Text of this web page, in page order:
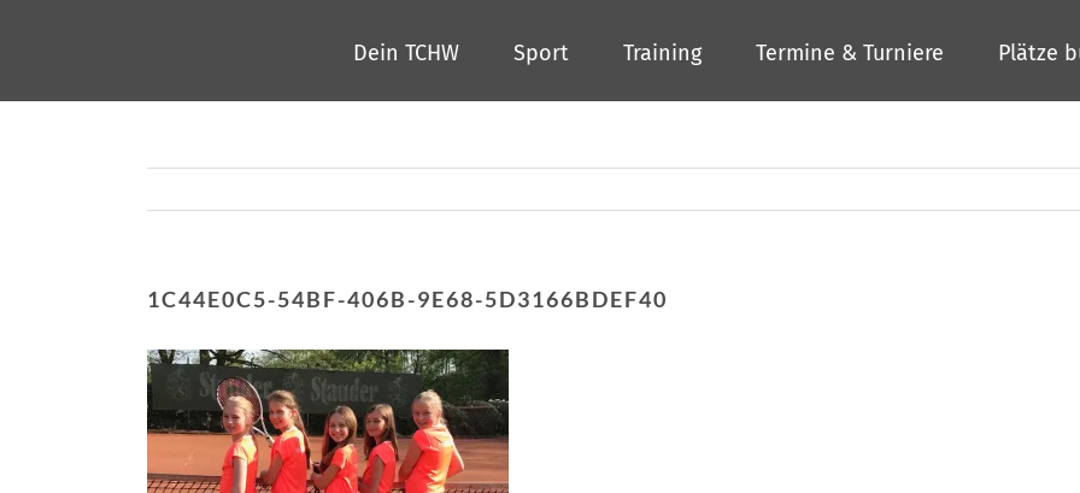
springen
Dein TCHW Sport Training Termine & Turniere Plätze
1C44E0C5-54BF-406B-9E68-5D3166BDEF40